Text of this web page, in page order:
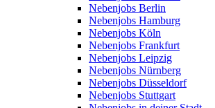
Nebenjobs Berlin
Nebenjobs Hamburg
Nebenjobs Köln
Nebenjobs Frankfurt
Nebenjobs Leipzig
Nebenjobs Nürnberg
Nebenjobs Düsseldorf
Nebenjobs Stuttgart